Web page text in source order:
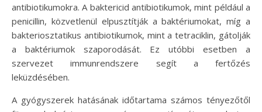
antibiotikumokra. A baktericid antibiotikumok, mint például a
penicillin, közvetlenül elpusztítják a baktériumokat, míg a
bakteriosztatikus antibiotikumok, mint a tetraciklin, gátolják
a baktériumok szaporodását. Ez utóbbi esetben a
szervezet immunrendszere segít a fertőzés
leküzdésében.
A gyógyszerek hatásának időtartama számos tényezőtől